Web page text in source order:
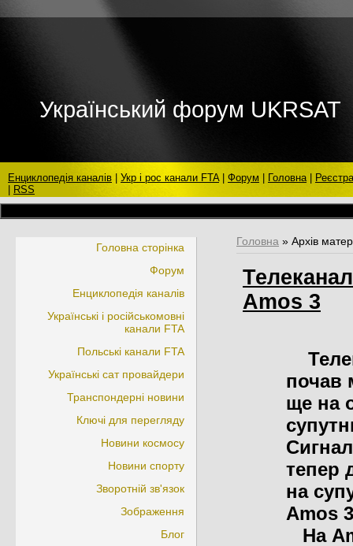
Український форум UKRSAT
Енциклопедія каналів Укр і рос канали FTA| Форум Головна|
RSS
Головна сторінка
Форум
Енциклопедія каналів
Українські і російськомовні
канали FTA
Польські канали FTA
Українські сат провайдери
Транспондерні новини
Ключі для перегляду
Новини космосу
Новини спорту
Зворотній зв'язок
Зображення
Блог
Головна » Архів
Amos 3
почав
ще на
тепер
на
Amos
На